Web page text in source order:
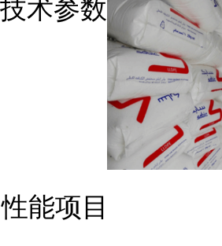
技术参数
性能项目